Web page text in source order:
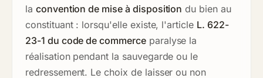
la convention de mise à disposition du bien au
constituant : lorsqu'elle existe, l'article L. 622-
23-1 du code de commerceparalyse la
réalisation pendant la sauvegarde ou le
redressement. Le choix de laisser ou non